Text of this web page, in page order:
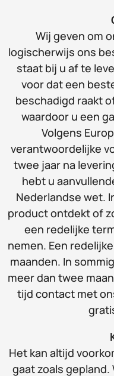
Wij geven om
logischerwijs ons
staat bij u af te
voor dat een
beschadigd raakt
waardoor u een
Volgens
verantwoordelijke
twee jaar na
hebt u
Nederlandse wet.
product ontdekt of
een redelijke
nemen. Een
maanden. In
meer dan twee
tijd contact met
Het kan altijd
gaat zoals gepland.